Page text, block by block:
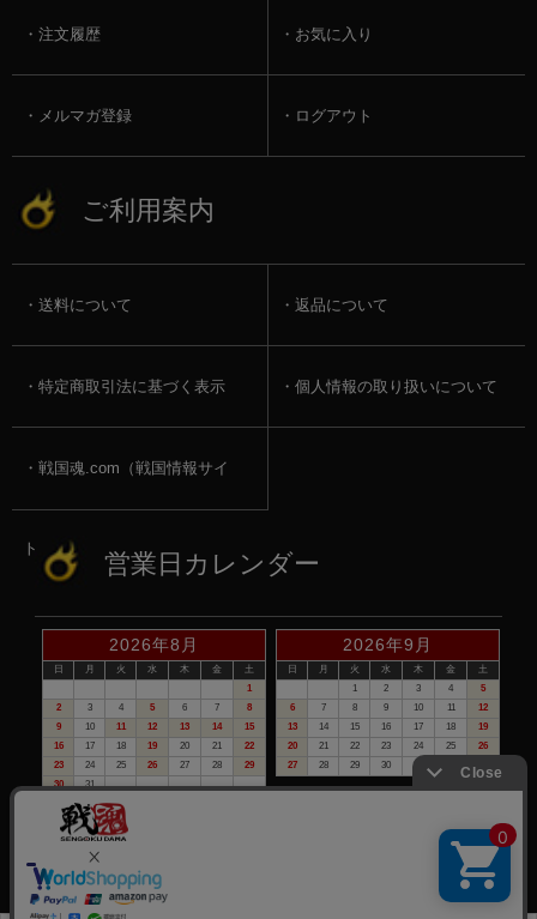
注文履歴 お気に入り
メルマガ登録 ログアウト
ご利用案内
送料について 返品について
特定商取引法に基づく表示 個人情報の取り扱いについて
戦国魂.com（戦国情報サイ
ト） 営業日カレンダー
2026年8月
日 月 火 水 木 金
土
1
2
3 4 5 6 7
8
9
10 11 12 13 14
15
16
17 18 19 20 21
22
23
24 25 26 27 28
29
30
31
2026年9月
日 月 火 水 木 金
土
1
2 3 4
5
6
7 8 9 10 11
12
13
14 15 16 17 18
19
20
21 22 23 24 25
26
27
28 29 30
赤い日付が定休日です。
※定休日は、商品の発送・電話でのお問合せは、お休みさせて頂いて
おりますので予めご了承下さい。